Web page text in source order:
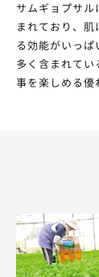
サムギョプサ
まれており、肌
る効能がいっぱ
多く含まれてい
事を楽しめる優